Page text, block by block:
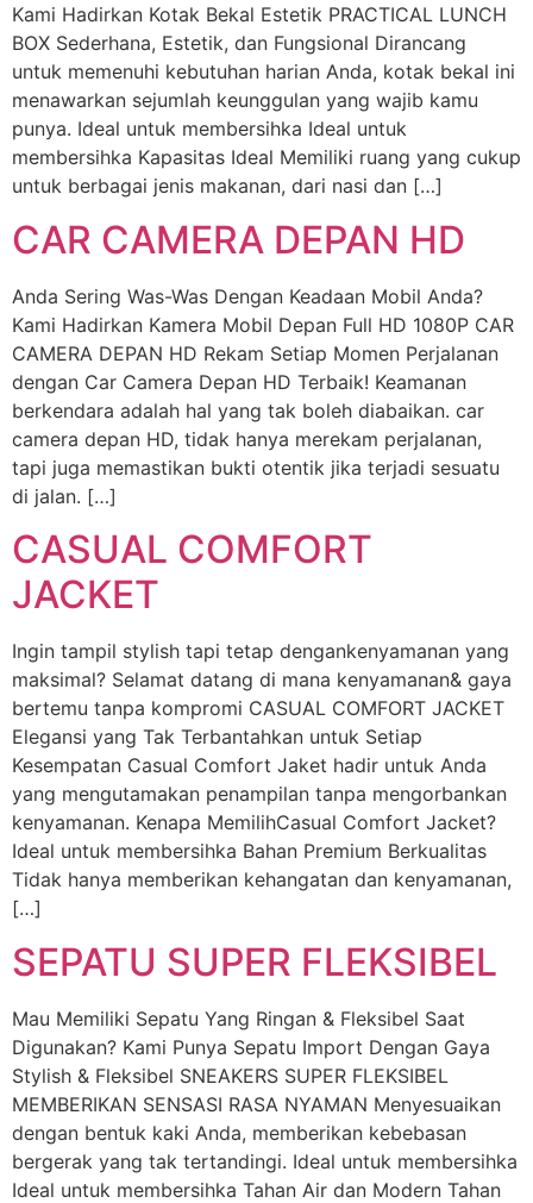
Kami Hadirkan Kotak Bekal Estetik PRACTICAL LUNCH
BOX Sederhana, Estetik, dan Fungsional Dirancang
untuk memenuhi kebutuhan harian Anda, kotak bekal ini
menawarkan sejumlah keunggulan yang wajib kamu
punya. Ideal untuk membersihka Ideal untuk
membersihka Kapasitas Ideal Memiliki ruang yang cukup
untuk berbagai jenis makanan, dari nasi dan […]
CAR CAMERA DEPAN HD
Anda Sering Was-Was Dengan Keadaan Mobil Anda?
Kami Hadirkan Kamera Mobil Depan Full HD 1080P CAR
CAMERA DEPAN HD Rekam Setiap Momen Perjalanan
dengan Car Camera Depan HD Terbaik! Keamanan
berkendara adalah hal yang tak boleh diabaikan. car
camera depan HD, tidak hanya merekam perjalanan,
tapi juga memastikan bukti otentik jika terjadi sesuatu
di jalan. […]
CASUAL COMFORT
JACKET
Ingin tampil stylish tapi tetap dengankenyamanan yang
maksimal? Selamat datang di mana kenyamanan& gaya
bertemu tanpa kompromi CASUAL COMFORT JACKET
Elegansi yang Tak Terbantahkan untuk Setiap
Kesempatan Casual Comfort Jaket hadir untuk Anda
yang mengutamakan penampilan tanpa mengorbankan
kenyamanan. Kenapa MemilihCasual Comfort Jacket?
Ideal untuk membersihka Bahan Premium Berkualitas
Tidak hanya memberikan kehangatan dan kenyamanan,
[…]
SEPATU SUPER FLEKSIBEL
Mau Memiliki Sepatu Yang Ringan & Fleksibel Saat
Digunakan? Kami Punya Sepatu Import Dengan Gaya
Stylish & Fleksibel SNEAKERS SUPER FLEKSIBEL
MEMBERIKAN SENSASI RASA NYAMAN Menyesuaikan
dengan bentuk kaki Anda, memberikan kebebasan
bergerak yang tak tertandingi. Ideal untuk membersihka
Ideal untuk membersihka Tahan Air dan Modern Tahan